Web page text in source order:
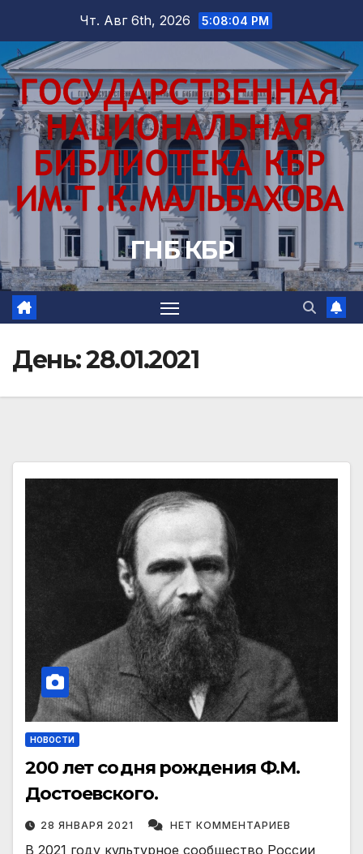
содержимому
Чт. Авг 6th, 2026 5:08:06 PM
ГНБ КБР
День:28.01.2021
НОВОСТИ
200 лет со дня рождения Ф.М.
Достоевского.
28 ЯНВАРЯ 2021 НЕТ КОММЕНТАРИЕВ
В 2021 году культурное сообщество России